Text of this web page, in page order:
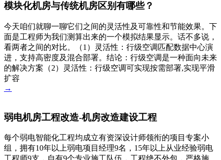
模块化机房与传统机房区别有哪些？
今天咱们就聊一聊它们之间的灵活性及可靠性和节能效果。下
面是工程师为我们测算出来的一个模拟结果显示。话不多说，
看两者之间的对比。（1）灵活性：行级空调匹配数据中心演
进，支持高密度及混合部署。结论：行级空调是一种面向未来
的解决方案（2）灵活性：行级空调可实现按需部署,实现平滑
扩容
→
弱电机房工程改造-机房改造建设工程
每个弱电智能化工程均成立有资深设计师领衔的项目专案小
组，拥有10年以上弱电项目经理9名，15年以上从业经验弱电